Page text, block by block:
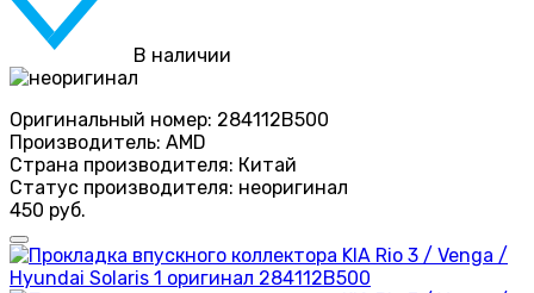
В наличии
Оригинальный номер: 284112B500
Производитель: AMD
Страна производителя: Китай
Статус производителя: неоригинал
450 руб.